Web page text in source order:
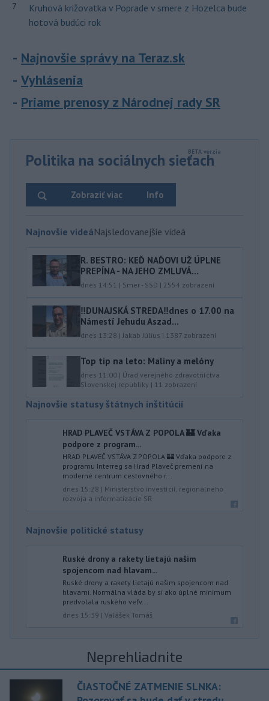
7
Kruhová križovatka v Poprade v smere z Hozelca bude
hotová budúci rok
Najnovšie správy na Teraz.sk
Vyhlásenia
Priame prenosy z Národnej rady SR
Politika na sociálnych sieťach
Info
Zobraziť viac
Najnovšie videáNajsledovanejšie videá
R. BESTRO: KEĎ NAĎOVI UŽ ÚPLNE
PREPÍNA - NA JEHO ZMLUVÁ...
dnes 14:51 | Smer - SSD | 2554 zobrazení
‼️DUNAJSKÁ STREDA‼️dnes o 17.00 na
Námestí Jehudu Aszad...
dnes 13:28 |Jakab Július | 1387 zobrazení
Top tip na leto: Maliny a melóny
dnes 11:00 | Úrad verejného zdravotníctva
Slovenskej republiky | 11 zobrazení
Najnovšie statusy štátnych inštitúcií
HRAD PLAVEČ VSTÁVA Z POPOLA 🏰 Vďaka
podpore z program...
HRAD PLAVEČ VSTÁVA Z POPOLA 🏰 Vďaka podpore z
programu Interreg sa Hrad Plaveč premení na
moderné centrum cestovného r...
dnes 15:28 | Ministerstvo investícií, regionálneho
rozvoja a informatizácie SR
Najnovšie politické statusy
Ruské drony a rakety lietajú našim
spojencom nad hlavam...
Ruské drony a rakety lietajú našim spojencom nad
hlavami. Normálna vláda by si ako úplné minimum
predvolala ruského veľv...
dnes 15:39 | Valášek Tomáš
Neprehliadnite
ČIASTOČNÉ ZATMENIE SLNKA: